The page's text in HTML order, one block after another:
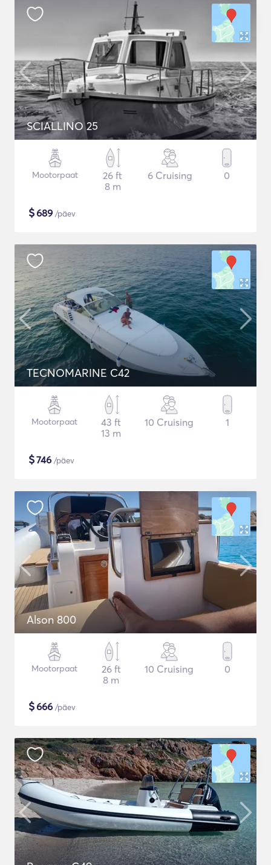
SCIALLINO 25
Mootorpaat
26 ft
8 m
6 Cruising 0
$689 /päev
TECNOMARINE C42
Mootorpaat
43 ft
13 m
10 Cruising 1
$746 /päev
Alson 800
Mootorpaat
26 ft
8 m
10 Cruising 0
$666 /päev